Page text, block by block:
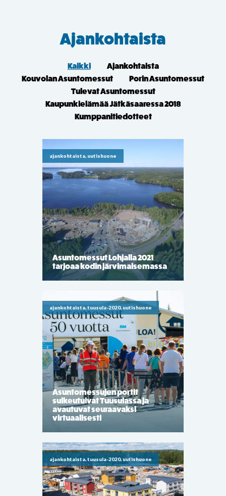
Ajankohtaista
Kaikki
Ajankohtaista
Kouvolan Asuntomessut
Porin Asuntomessut
Tulevat Asuntomessut
Kaupunkielämää Jätkäsaaressa 2018
Kumppanitiedotteet
ajankohtaista, uutishuone
Asuntomessut Lohjalla 2021
tarjoaa kodin järvimaisemassa
ajankohtaista, tuusula-2020, uutishuone
Asuntomessujen portit
sulkeutuivat Tuusulassa ja
avautuvat seuraavaksi
virtuaalisesti
ajankohtaista, tuusula-2020, uutishuone